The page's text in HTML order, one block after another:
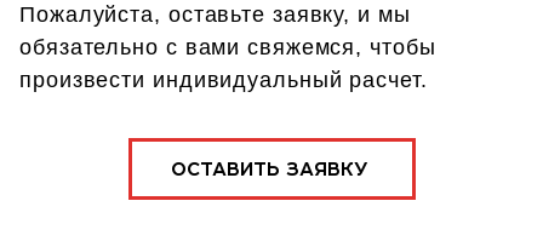
Пожалуйста, оставьте заявку, и мы
обязательно с вами свяжемся, чтобы
произвести индивидуальный расчет.
ОСТАВИТЬ ЗАЯВКУ